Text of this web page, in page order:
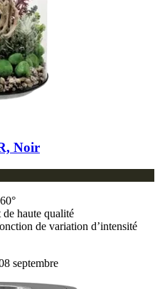
Noir
haute qualité
de variation d’intensité
septembre